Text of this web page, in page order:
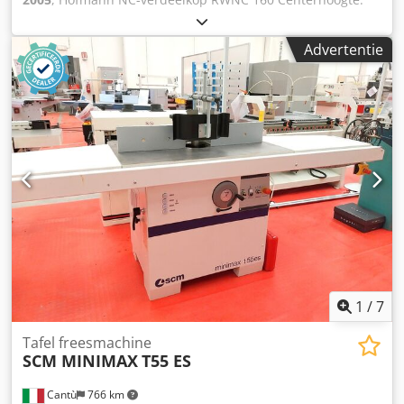
kabelverbinding met de machinebesturing
160 mm Credpfxowtfpds Ai Tof Met losse kop
Advertentie
1 /7
Cantù 766 km
Tafel freesmachine
SCM MINIMAXT55 ES